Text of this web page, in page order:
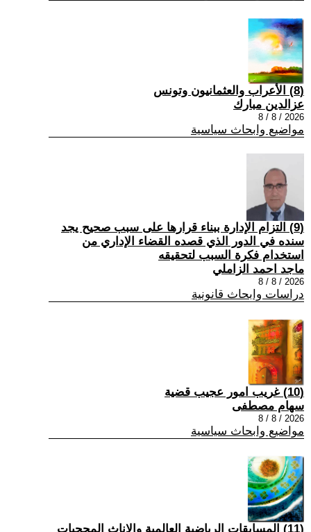
(8) الأعراب والعثمانيون وتونس
عزالدين مبارك
2026 / 8 / 8
مواضيع وابحاث سياسية
(9) التزام الإدارة ببناء قرارها على سبب صحیح یجد
سنده في الدور الذي قصده القضاء الإداري من
استخدام فكرة السبب لتحقیقه
ماجد احمد الزاملي
2026 / 8 / 8
دراسات وابحاث قانونية
(10) غريب امور عجيب قضية
سهام مصطفى
2026 / 8 / 8
مواضيع وابحاث سياسية
(11) المسابقات الرياضية العالمية والإناث المحجبات